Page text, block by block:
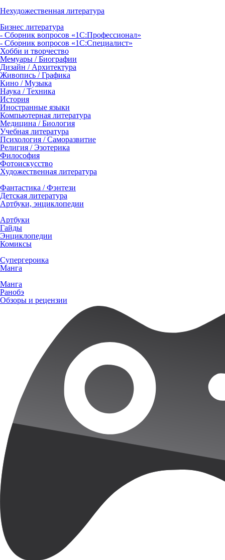
Нехудожественная литература
Бизнес литература
- Сборник вопросов «1С:Профессионал»
- Сборник вопросов «1С:Специалист»
Хобби и творчество
Мемуары / Биографии
Дизайн / Архитектура
Живопись / Графика
Кино / Музыка
Наука / Техника
История
Иностранные языки
Компьютерная литература
Медицина / Биология
Учебная литература
Психология / Саморазвитие
Религия / Эзотерика
Философия
Фотоискусство
Художественная литература
Фантастика / Фэнтези
Детская литература
Артбуки, энциклопедии
Артбуки
Гайды
Энциклопедии
Комиксы
Супергероика
Манга
Манга
Ранобэ
Обзоры и рецензии